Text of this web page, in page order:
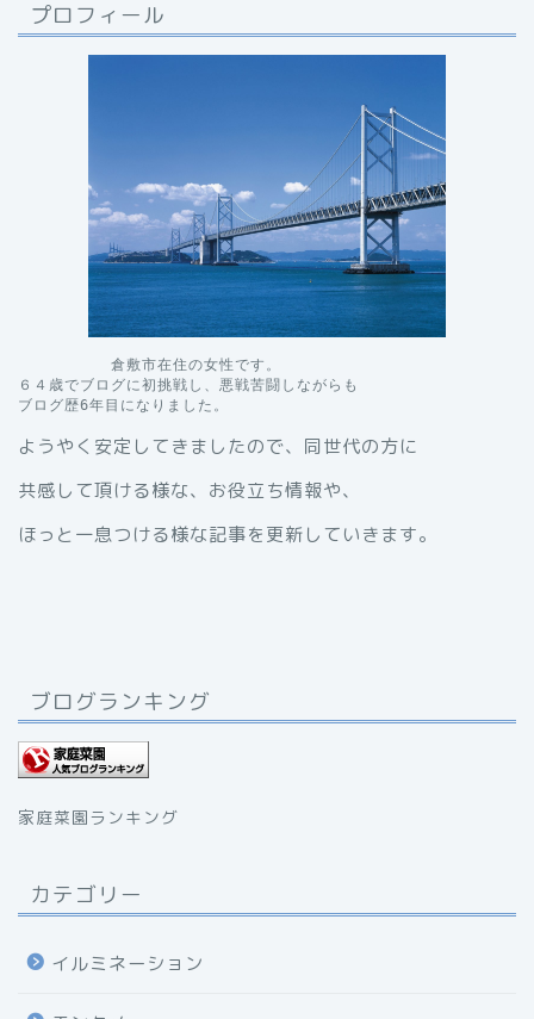
プロフィール
倉敷市在住の女性です。
６４歳でブログに初挑戦し、悪戦苦闘しながらも
ブログ歴6年目になりました。
ようやく安定してきましたので、同世代の方に
共感して頂ける様な、お役立ち情報や、
ほっと一息つける様な記事を更新していきます。
ブログランキング
家庭菜園ランキング
カテゴリー
イルミネーション